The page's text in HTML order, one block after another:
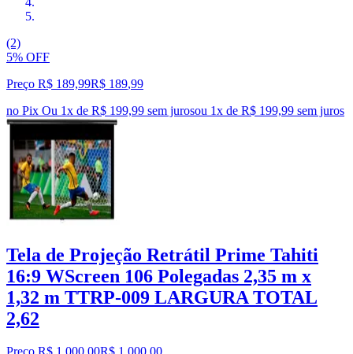
(2)
5% OFF
Preço R$ 189,99R$ 189,99
no Pix Ou 1x de R$ 199,99 sem jurosou 1x de R$ 199,99 sem juros
Tela de Projeção Retrátil Prime Tahiti
16:9 WScreen 106 Polegadas 2,35 m x
1,32 m TTRP-009 LARGURA TOTAL
2,62